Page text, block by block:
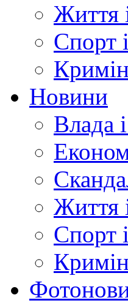
Життя
Спорт
Новини
Влада
Життя
Спорт